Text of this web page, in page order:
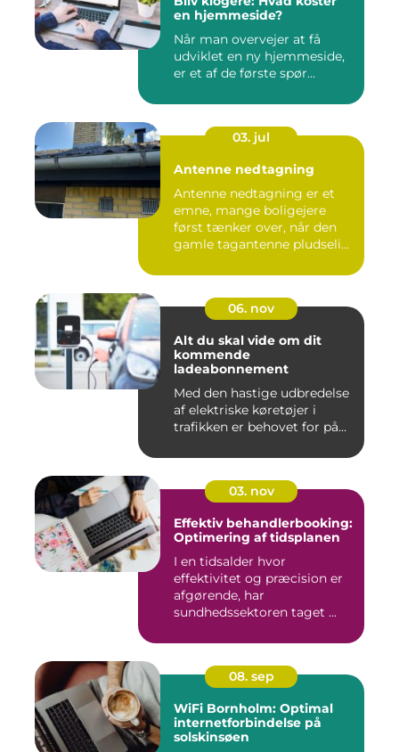
en hjemmeside?
Når man overvejer at få
udviklet en ny hjemmeside,
er et af de første spør...
03. jul
Antenne nedtagning
Antenne nedtagning er et
emne, mange boligejere
først tænker over, når den
gamle tagantenne pludseli...
06. nov
Alt du skal vide om dit
kommende
ladeabonnement
Med den hastige udbredelse
af elektriske køretøjer i
trafikken er behovet for på...
03. nov
Effektiv behandlerbooking:
Optimering af tidsplanen
I en tidsalder hvor
effektivitet og præcision er
afgørende, har
sundhedssektoren taget ...
08. sep
WiFi Bornholm: Optimal
internetforbindelse på
solskinsøen